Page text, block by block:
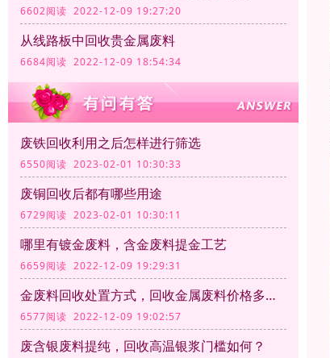
6602阅读 2022-12-09 19:27:20
从线路板中回收贵金属废料
6684阅读 2022-12-09 18:54:34
废铁回收利用之后怎样进行筛选
6550阅读 2023-02-01 10:30:33
废铜回收后都有哪些用途
6729阅读 2023-02-01 10:30:11
哪里有镀金废料，含金废料提金工艺
6659阅读 2022-12-09 19:29:31
金废料回收处置方式，回收金属废料价格多少钱一公斤？
6577阅读 2022-12-09 19:02:57
废含银废料提纯，回收高温银浆门槛如何？